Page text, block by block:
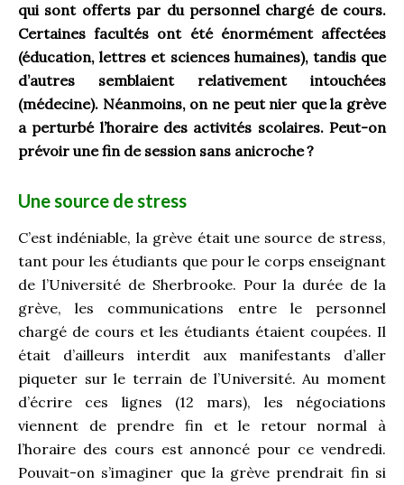
qui sont offerts par du personnel chargé de cours.
Certaines facultés ont été énormément affectées
(éducation, lettres et sciences humaines), tandis que
d’autres semblaient relativement intouchées
(médecine). Néanmoins, on ne peut nier que la grève
a perturbé l’horaire des activités scolaires. Peut-on
prévoir une fin de session sans anicroche ?
Une source de stress
C’est indéniable, la grève était une source de stress,
tant pour les étudiants que pour le corps enseignant
de l’Université de Sherbrooke. Pour la durée de la
grève, les communications entre le personnel
chargé de cours et les étudiants étaient coupées. Il
était d’ailleurs interdit aux manifestants d’aller
piqueter sur le terrain de l’Université. Au moment
d’écrire ces lignes (12 mars), les négociations
viennent de prendre fin et le retour normal à
l’horaire des cours est annoncé pour ce vendredi.
Pouvait-on s’imaginer que la grève prendrait fin si